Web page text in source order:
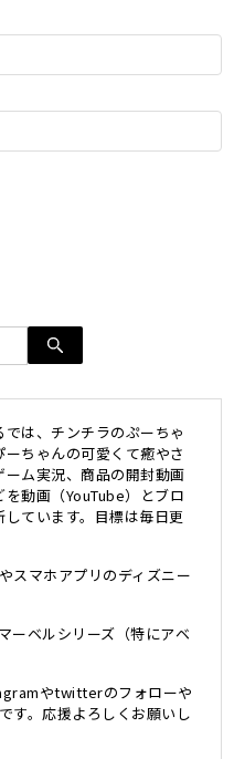
では、チンチラのぷーちゃ
ーちゃんの可愛くて癒やさ
ーム実況、商品の開封動画
を動画（YouTube）とブロ
しています。目標は毎日更
スマホアプリのディズニー
ーベルシリーズ（特にアベ
やtwitterのフォローや
す。応援よろしくお願いし